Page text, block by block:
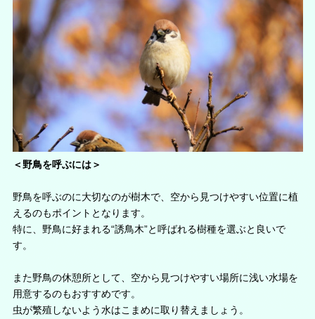
＜野鳥を呼ぶには＞
野鳥を呼ぶのに大切なのが樹木で、空から見つけやすい位置に植
えるのもポイントとなります。
特に、野鳥に好まれる“誘鳥木”と呼ばれる樹種を選ぶと良いで
す。
また野鳥の休憩所として、空から見つけやすい場所に浅い水場を
用意するのもおすすめです。
虫が繁殖しないよう水はこまめに取り替えましょう。